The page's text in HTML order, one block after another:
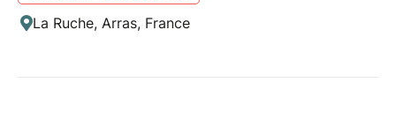
La Ruche, Arras, France